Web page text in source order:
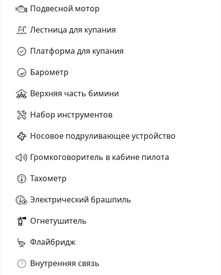
Подвесной мотор
Лестница для купания
Платформа для купания
Барометр
Верхняя часть бимини
Набор инструментов
Носовое подруливающее устройство
Громкоговоритель в кабине пилота
Тахометр
Электрический брашпиль
Огнетушитель
Флайбридж
Внутренняя связь